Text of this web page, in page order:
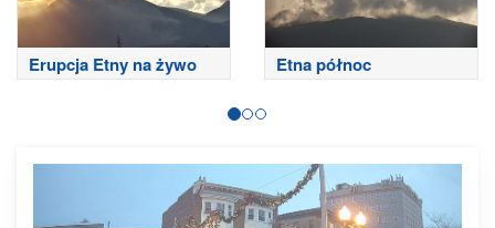
Erupcja Etny na żywo Etna północ